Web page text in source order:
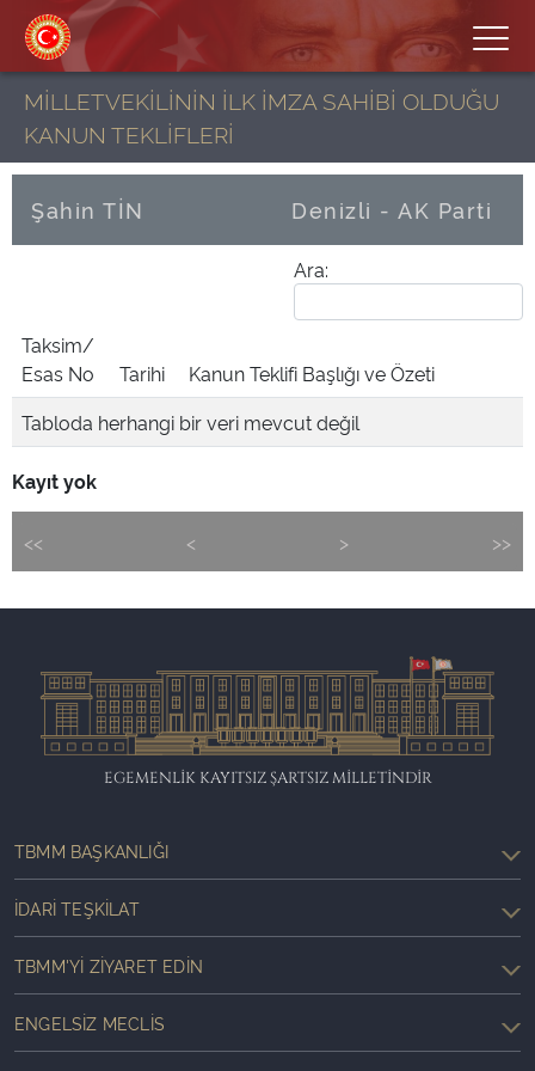
MİLLETVEKİLİNİN İLK İMZA SAHİBİ OLDUĞU
KANUN TEKLİFLERİ
Şahin TİN Denizli - AK Parti
Ara:
Taksim/
Esas No
Tarihi
Kanun Teklifi Başlığı ve Özeti
Tabloda herhangi bir veri mevcut değil
Kayıt yok
<< < > >>
EGEMENLİK KAYITSIZ ŞARTSIZ MİLLETİNDİR
TBMM BAŞKANLIĞI
İDARI TEŞKILAT
TBMM'YI ZIYARET EDIN
ENGELSIZ MECLIS